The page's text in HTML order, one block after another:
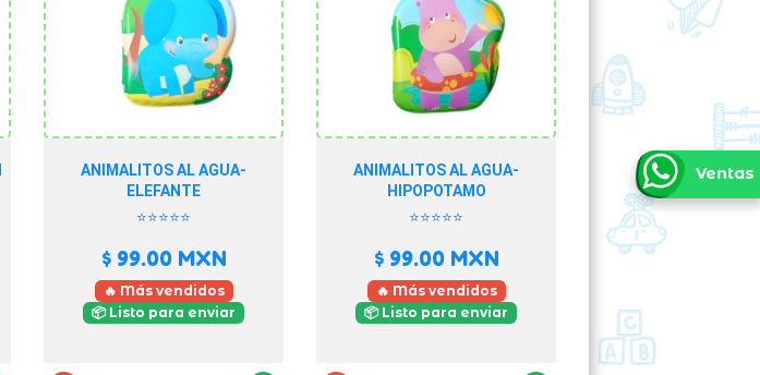
ANIMALITOS AL AGUA-
ELEFANTE
⭐⭐⭐⭐⭐
$ 99.00MXN
🔥 Más vendidos
📦 Listo para enviar
ANIMALITOS AL AGUA-
HIPOPOTAMO
⭐⭐⭐⭐⭐
$ 99.00MXN
🔥 Más vendidos
📦 Listo para enviar
Ventas